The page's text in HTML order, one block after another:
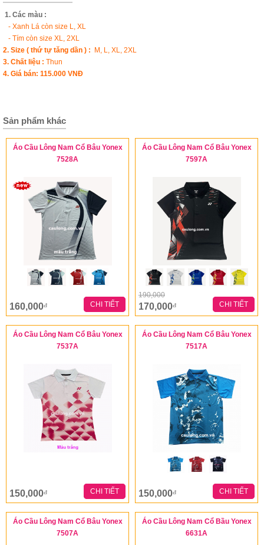
1. Các màu :
- Xanh Lá còn size L, XL
- Tím còn size XL, 2XL
2. Size ( thứ tự tăng dần ) : M, L, XL, 2XL
3. Chất liệu : Thun
4. Giá bán: 115.000 VNĐ
Sản phẩm khác
Áo Cầu Lông Nam Cổ Bâu Yonex
7528A
160,000đ CHI TIẾT
Áo Cầu Lông Nam Cổ Bâu Yonex
7597A
190,000
170,000đ CHI TIẾT
Áo Cầu Lông Nam Cổ Bâu Yonex
7537A
150,000đ CHI TIẾT
Áo Cầu Lông Nam Cổ Bâu Yonex
7517A
150,000đ CHI TIẾT
Áo Cầu Lông Nam Cổ Bâu Yonex
7507A
Áo Cầu Lông Nam Cổ Bầu Yonex
6631A